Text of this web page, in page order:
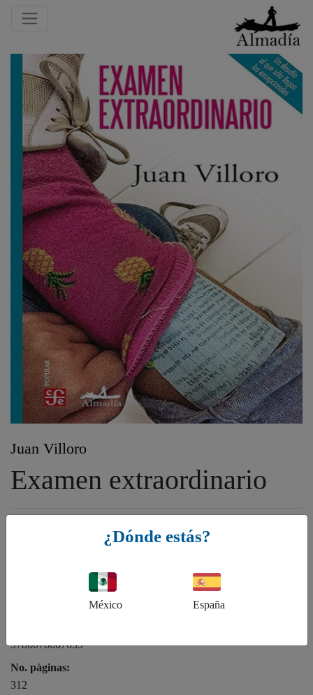
Juan Villoro
Examen extraordinario
FX - Ficción: temas narrativos, F - Ficción y temas afines, FYB -
9786078667659
No. páginas:
312
¿Dónde estás?
México España